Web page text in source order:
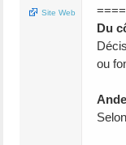
Site Web
Du
ou